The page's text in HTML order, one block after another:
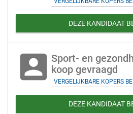
DEZE KANDIDAAT
account_box Sport- en
koop gevraagd
VERGELIJKBARE KOPERS
DEZE KANDIDAAT